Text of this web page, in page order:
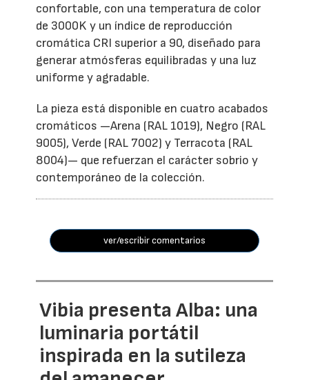
confortable, con una temperatura de color
de 3000K y un índice de reproducción
cromática CRI superior a 90, diseñado para
generar atmósferas equilibradas y una luz
uniforme y agradable.
La pieza está disponible en cuatro acabados
cromáticos —Arena (RAL 1019), Negro (RAL
9005), Verde (RAL 7002) y Terracota (RAL
8004)— que refuerzan el carácter sobrio y
contemporáneo de la colección.
ver/escribir comentarios
Vibia presenta Alba: una
luminaria portátil
inspirada en la sutileza